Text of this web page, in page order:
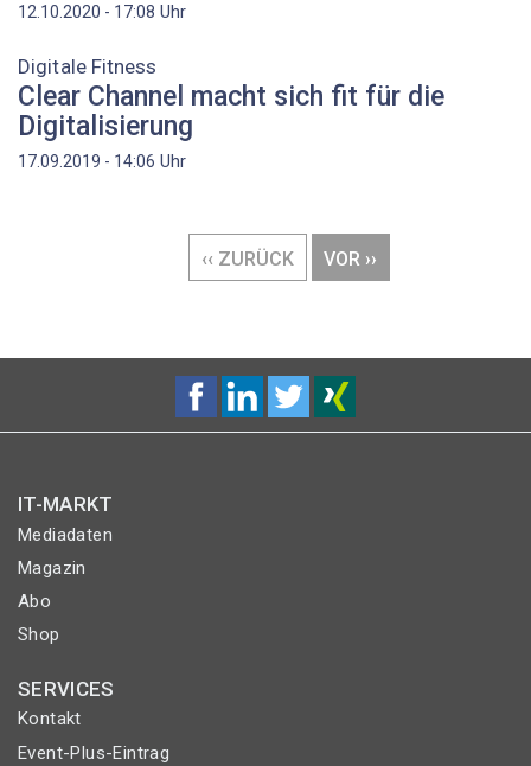
12.10.2020 - 17:08 Uhr
Digitale Fitness
Clear Channel macht sich fit für die
Digitalisierung
17.09.2019 - 14:06 Uhr
VORHERIGE
SEITE
‹‹ ZURÜCK
NÄCHSTE
SEITE
VOR ››
IT-MARKT
Mediadaten
Magazin
Abo
Shop
SERVICES
Kontakt
Event-Plus-Eintrag